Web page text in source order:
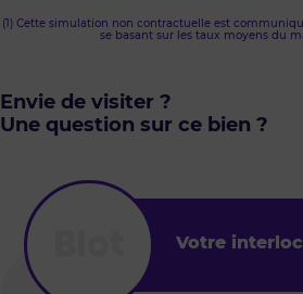
(1) Cette simulation non contractuelle est
se basant sur les taux moyens du
Envie de visiter ?
Une question sur ce bien ?
Votre